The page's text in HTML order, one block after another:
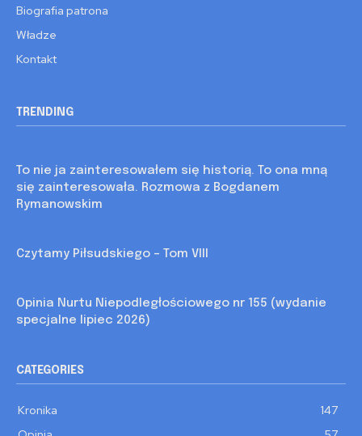
Biografia patrona
Władze
Kontakt
TRENDING
To nie ja zainteresowałem się historią. To ona mną
się zainteresowała. Rozmowa z Bogdanem
Rymanowskim
Czytamy Piłsudskiego – Tom VIII
Opinia Nurtu Niepodległościowego nr 155 (wydanie
specjalne lipiec 2026)
CATEGORIES
Kronika
147